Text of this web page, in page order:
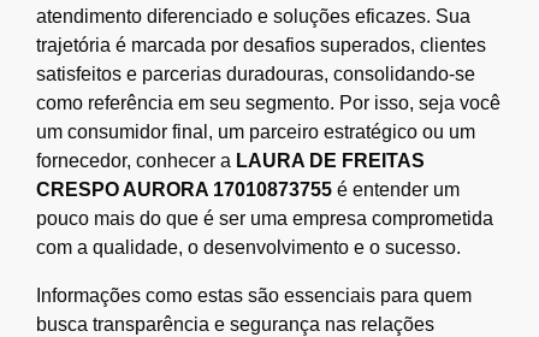
atendimento diferenciado e soluções eficazes. Sua
trajetória é marcada por desafios superados, clientes
satisfeitos e parcerias duradouras, consolidando-se
como referência em seu segmento. Por isso, seja você
um consumidor final, um parceiro estratégico ou um
fornecedor, conhecer a LAURA DE FREITAS
CRESPO AURORA 17010873755 é entender um
pouco mais do que é ser uma empresa comprometida
com a qualidade, o desenvolvimento e o sucesso.
Informações como estas são essenciais para quem
busca transparência e segurança nas relações